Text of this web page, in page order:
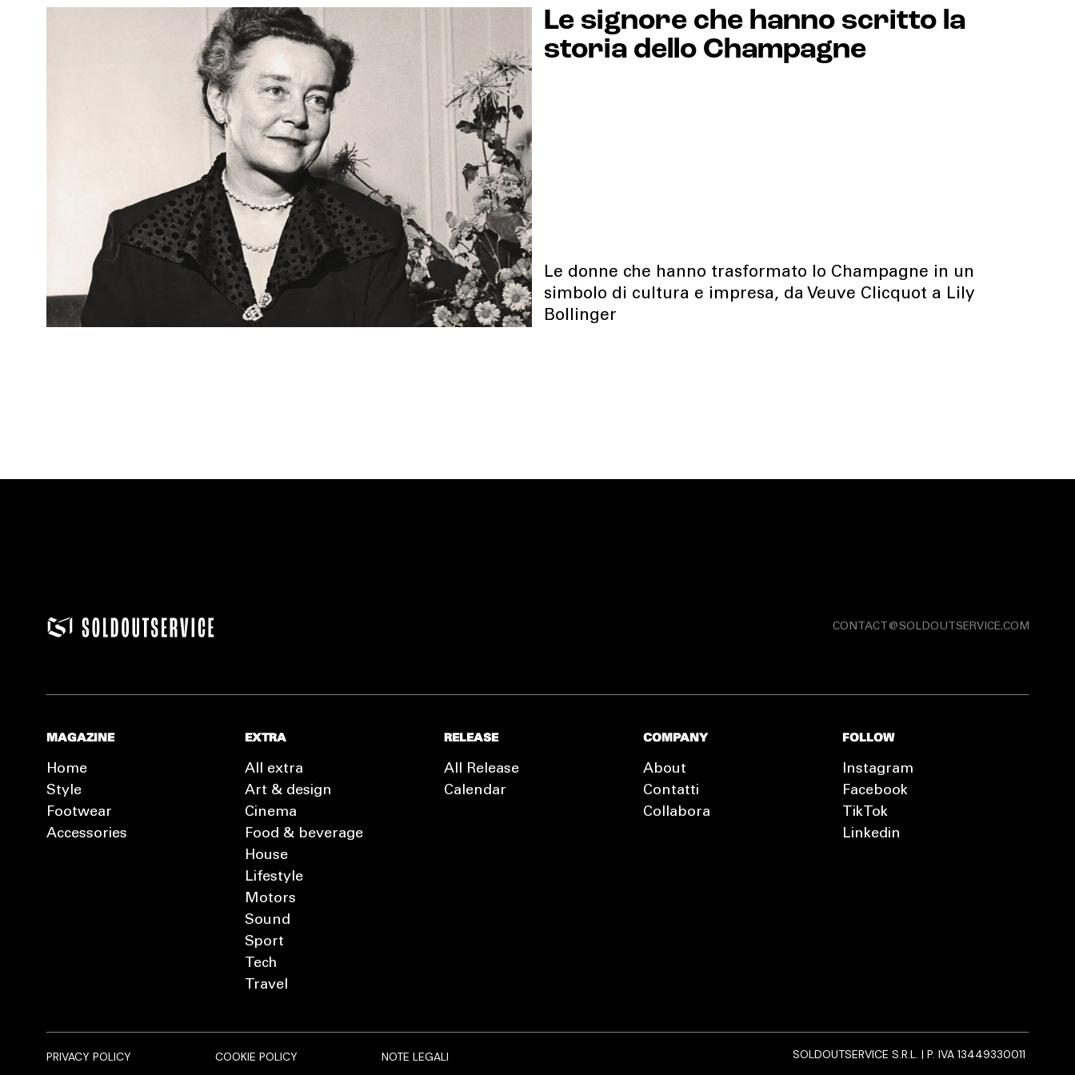
Le signore che hanno scritto la
storia dello Champagne
Le donne che hanno trasformato lo Champagne in un
simbolo di cultura e impresa, da Veuve Clicquot a Lily
Bollinger
CONTACT@SOLDOUTSERVICE.COM
MAGAZINE
Home
Style
Footwear
Accessories
EXTRA
All extra
Art & design
Cinema
Food & beverage
House
Lifestyle
Motors
Sound
Sport
Tech
Travel
RELEASE
All Release
Calendar
COMPANY
About
Contatti
Collabora
FOLLOW
Instagram
Facebook
TikTok
Linkedin
PRIVACY POLICY COOKIE POLICY NOTE LEGALI SOLDOUTSERVICE S.R.L. | P. IVA 13449330011